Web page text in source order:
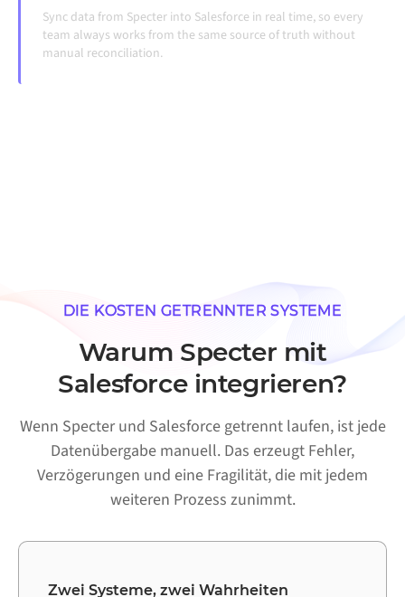
Sync data from Specter into Salesforce in real time, so every
team always works from the same source of truth without
manual reconciliation.
DIE KOSTEN GETRENNTER SYSTEME
Warum Specter mit
Salesforce integrieren?
Wenn Specter und Salesforce getrennt laufen, ist jede
Datenübergabe manuell. Das erzeugt Fehler,
Verzögerungen und eine Fragilität, die mit jedem
weiteren Prozess zunimmt.
Zwei Systeme, zwei Wahrheiten